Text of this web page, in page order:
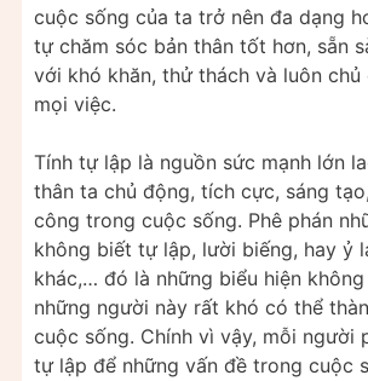
cuộc sống của ta trở nên đa dạng
tự chăm sóc bản thân tốt hơn, sẵn
với khó khăn, thử thách và luôn
mọi việc.
Tính tự lập là nguồn sức mạnh lớn
thân ta chủ động, tích cực, sáng
công trong cuộc sống. Phê phán
không biết tự lập, lười biếng, hay ỷ
khác,… đó là những biểu hiện
những người này rất khó có thể
cuộc sống. Chính vì vậy, mỗi người
tự lập để những vấn đề trong cuộc